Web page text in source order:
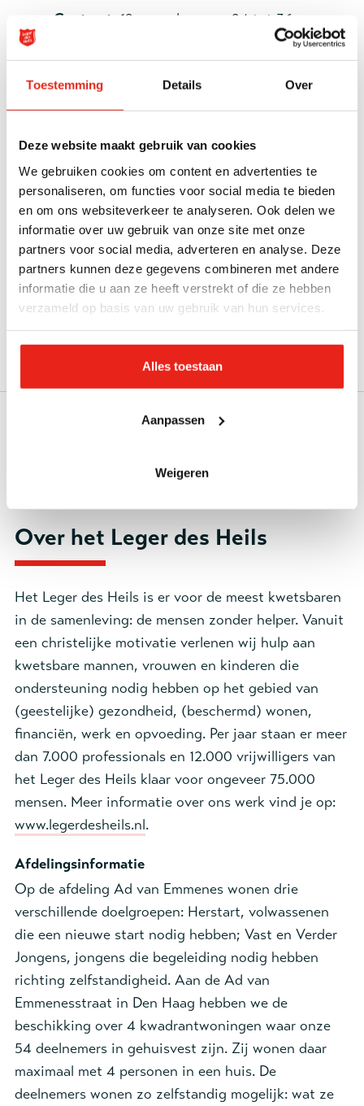
Toestemming Details Over
Deze website maakt gebruik van cookies
We gebruiken cookies om content en advertenties te
personaliseren, om functies voor social media te bieden
en om ons websiteverkeer te analyseren. Ook delen we
informatie over uw gebruik van onze site met onze
partners voor social media, adverteren en analyse. Deze
partners kunnen deze gegevens combineren met andere
informatie die u aan ze heeft verstrekt of die ze hebben
verzameld op basis van uw gebruik van hun services.
Alles toestaan
Aanpassen
Weigeren
Contract:
12 maanden voor 24 tot 36 uur per
week met de intentie daarna een vast
contract
Ontwikkeling:
Heils Academie zijn er volop kansen om je te
ontwikkelen
Reiskostenregeling: kilometervergoeding of
NS Business Card en een fietsplan
Extra's:170 verlofuren bij een 36-urige week,
vitaliteitsdagen, 8,3% eindejaarsuitkering, 8%
vakantietoeslag, pensioenopbouw en € 75
sportbudget per jaar
Solliciteer direct Stel een vraag
(opent in nieuw tabblad)
Over het Leger des Heils
Het Leger des Heils is er voor de meest kwetsbaren
in de samenleving: de mensen zonder helper. Vanuit
een christelijke motivatie verlenen wij hulp aan
kwetsbare mannen, vrouwen en kinderen die
ondersteuning nodig hebben op het gebied van
(geestelijke) gezondheid, (beschermd) wonen,
financiën, werk en opvoeding. Per jaar staan er meer
dan 7.000 professionals en 12.000 vrijwilligers van
het Leger des Heils klaar voor ongeveer 75.000
mensen. Meer informatie over ons werk vind je op:
www.legerdesheils.nl.
Afdelingsinformatie
Op de afdeling Ad van Emmenes wonen drie
verschillende doelgroepen: Herstart, volwassenen
die een nieuwe start nodig hebben; Vast en Verder
Jongens, jongens die begeleiding nodig hebben
richting zelfstandigheid. Aan de Ad van
Emmenesstraat in Den Haag hebben we de
beschikking over 4 kwadrantwoningen waar onze
54 deelnemers in gehuisvest zijn. Zij wonen daar
maximaal met 4 personen in een huis. De
deelnemers wonen zo zelfstandig mogelijk: wat ze